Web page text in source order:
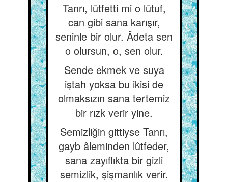
Tanrı, lûtfetti mi o lûtuf,
can gibi sana karışır,
seninle bir olur. Âdeta sen
o olursun, o, sen olur.
Sende ekmek ve suya
iştah yoksa bu ikisi de
olmaksızın sana tertemiz
bir rızk verir yine.
Semizliğin gittiyse Tanrı,
gayb âleminden lûtfeder,
sana zayıflıkta bir gizli
semizlik, şişmanlık verir.